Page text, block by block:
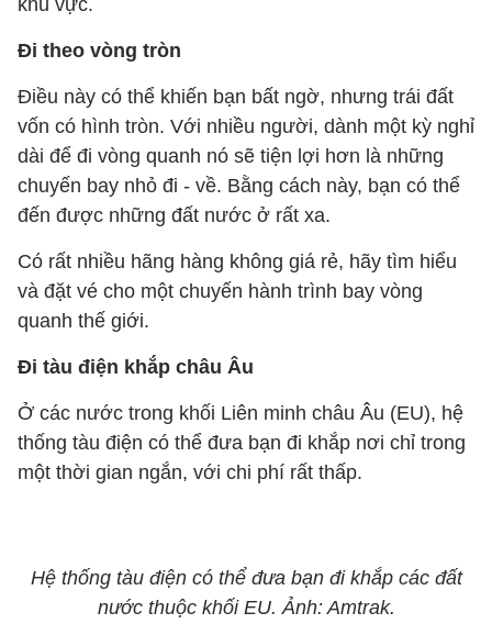
khu vực.
Đi theo vòng tròn
Điều này có thể khiến bạn bất ngờ, nhưng trái đất
vốn có hình tròn. Với nhiều người, dành một kỳ nghỉ
dài để đi vòng quanh nó sẽ tiện lợi hơn là những
chuyến bay nhỏ đi - về. Bằng cách này, bạn có thể
đến được những đất nước ở rất xa.
Có rất nhiều hãng hàng không giá rẻ, hãy tìm hiểu
và đặt vé cho một chuyến hành trình bay vòng
quanh thế giới.
Đi tàu điện khắp châu Âu
Ở các nước trong khối Liên minh châu Âu (EU), hệ
thống tàu điện có thể đưa bạn đi khắp nơi chỉ trong
một thời gian ngắn, với chi phí rất thấp.
Hệ thống tàu điện có thể đưa bạn đi khắp các đất
nước thuộc khối EU. Ảnh: Amtrak.